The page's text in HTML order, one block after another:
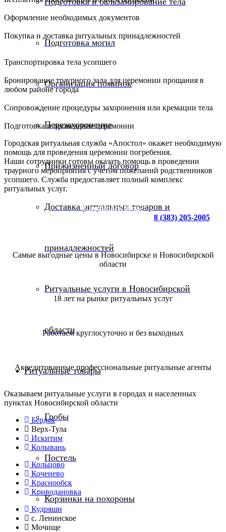
Подготовка могил
Организация поминок
Перезахоронение
Прижизненный договор
Доставка ритуальных товаров и
принадлежностей
Ритуальные услуги в Новосибирской
области
Ритуальные товары
Гробы
Постель
Корзинки на похороны
Оформление необходимых документов
Покупка и доставка ритуальных принадлежностей
Транспортировка тела усопшего
Бронирование траурного зала для церемонии прощания в
любом районе города
Сопровождение процедуры захоронения или кремации тела
Подготовка и проведение церемонии
Городская ритуальная служба «Апостол» окажет необходимую
помощь для проведения церемонии погребения.
Наши сотрудники готовы оказать помощь в проведении
траурного мероприятия с учетом пожеланий родственников
усопшего. Служба предоставляет полный комплекс
ритуальных услуг.
Случилась беда?
8 (383) 205-2005
Самые выгодные цены в Новосибирске и Новосибирской
области
18 лет на рынке ритуальных услуг
Работаем круглосуточно и без выходных
Акредитованные профессиональные ритуальные агенты
Оказываем ритуальные услуги в городах и населенных
пунктах Новосибирской области
Бердск
Верх-Тула
Искитим
Колывань
Кольцово
Коченево
Краснообск
Криводановка
Кудряши
с. Ленинское
Мочище